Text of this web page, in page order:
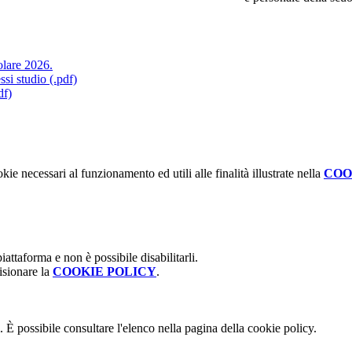
2026.
studio (.pdf)
necessari al funzionamento ed utili alle finalità illustrate nella
e non è possibile disabilitarli.
la COOKIE POLICY.
possibile consultare l'elenco nella pagina della cookie policy.